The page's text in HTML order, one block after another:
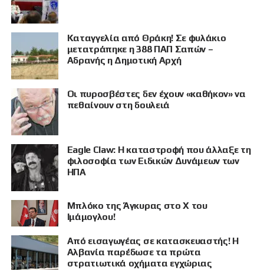
Καταγγελία από Θράκη! Σε φυλάκιο
μετατράπηκε η 388 ΠΑΠ Σαπών –
Αδρανής η Δημοτική Αρχή
Οι πυροσβέστες δεν έχουν «καθήκον» να
πεθαίνουν στη δουλειά
Eagle Claw: Η καταστροφή που άλλαξε τη
φιλοσοφία των Ειδικών Δυνάμεων των
ΗΠΑ
Μπλόκο της Άγκυρας στο X του
Ιμάμογλου!
Από εισαγωγέας σε κατασκευαστής! Η
Αλβανία παρέδωσε τα πρώτα
στρατιωτικά οχήματα εγχώριας